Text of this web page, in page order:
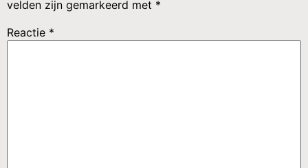
velden zijn gemarkeerd met *
Reactie *